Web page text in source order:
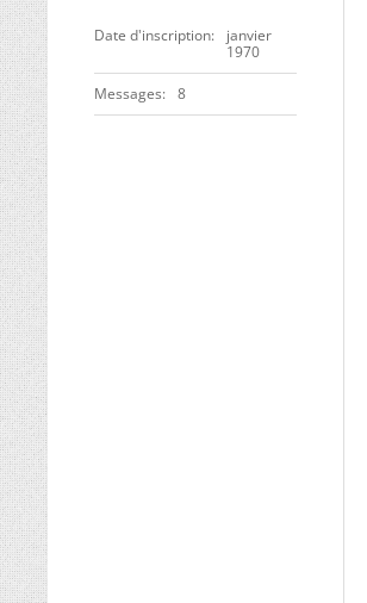
Date d'inscription
janvier
1970
Messages 8